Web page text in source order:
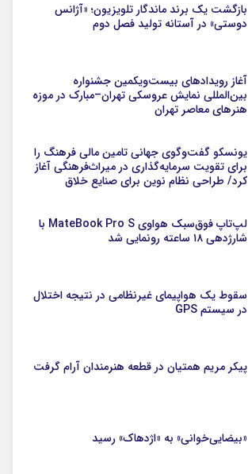
بازگشت یک برند ماندگار تلویزیون؛ «آژانس
دوستی» در آستانه تولید فصل دوم
آغاز رویدادهای بیست‌ویکمین جشنواره
بین‌المللی نمایش عروسکی تهران–مبارک در موزه
هنرهای معاصر تهران
یونسکو گفت‌وگوی جهانی تامین مالی فرهنگ را
برای تقویت سرمایه‌گذاری در میراث‌فرهنگی آغاز
کرد/ طراحی نظام نوین برای صنایع خلاق
لپ‌تاپ فوق‌سبک هواوی MateBook Pro S با
شارژدهی ۱۸ ساعته رونمایی شد
سقوط یک هواپیمای غیرنظامی در نتیجه اختلال
در سیستم‌ GPS
پیکر مریم همتیان در قطعه هنرمندان آرام گرفت
«بیضایی‌خوانی» به «اژدهاک» رسید